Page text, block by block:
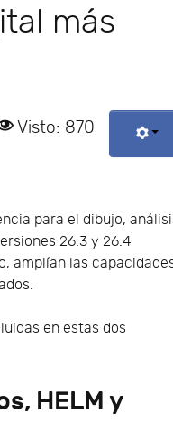
más
Visto: 870
para el dibujo,
26.3 y 26.4
amplían las
en estas dos
HELM y